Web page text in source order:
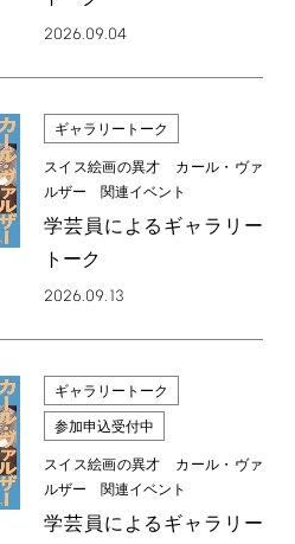
2026.09.04
ギャラリートーク
スイス絵画の異才 カール・ヴァ
ルザー 関連イベント
学芸員によるギャラリー
トーク
2026.09.13
ギャラリートーク
参加申込受付中
スイス絵画の異才 カール・ヴァ
ルザー 関連イベント
学芸員によるギャラリー